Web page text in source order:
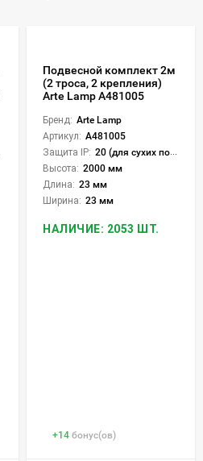
Подвесной комплект 2м
(2 троса, 2 крепления)
Arte Lamp A481005
Бренд: Arte Lamp
Артикул: A481005
Защита IP: 20 (для сухих пом.)
Высота: 2000 мм
Длина: 23 мм
Ширина: 23 мм
НАЛИЧИЕ: 2053 ШТ.
+14 бонус(ов)